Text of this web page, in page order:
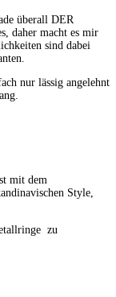
überall DER
daher macht es mir
sind dabei
nur lässig angelehnt
mit dem
Style,
zu